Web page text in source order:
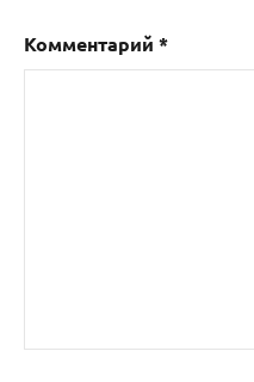
Комментарий *